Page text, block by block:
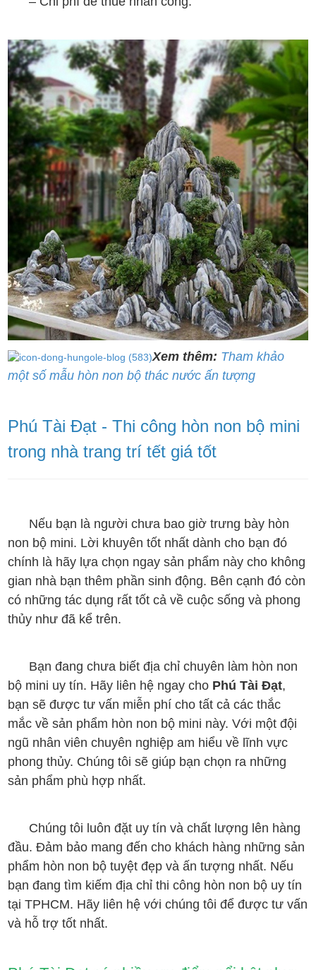
Xem thêm: Tham khảo
một số mẫu hòn non bộ thác nước ấn tượng
Phú Tài Đạt - Thi công hòn non bộ mini
trong nhà trang trí tết giá tốt
Nếu bạn là người chưa bao giờ trưng bày hòn
non bộ mini. Lời khuyên tốt nhất dành cho bạn đó
chính là hãy lựa chọn ngay sản phẩm này cho không
gian nhà bạn thêm phần sinh động. Bên cạnh đó còn
có những tác dụng rất tốt cả về cuộc sống và phong
thủy như đã kể trên.
Bạn đang chưa biết địa chỉ chuyên làm hòn non
bộ mini uy tín. Hãy liên hệ ngay cho Phú Tài Đạt,
bạn sẽ được tư vấn miễn phí cho tất cả các thắc
mắc về sản phẩm hòn non bộ mini này. Với một đội
ngũ nhân viên chuyên nghiệp am hiểu về lĩnh vực
phong thủy. Chúng tôi sẽ giúp bạn chọn ra những
sản phẩm phù hợp nhất.
Chúng tôi luôn đặt uy tín và chất lượng lên hàng
đầu. Đảm bảo mang đến cho khách hàng những sản
phẩm hòn non bộ tuyệt đẹp và ấn tượng nhất. Nếu
bạn đang tìm kiếm địa chỉ thi công hòn non bộ uy tín
tại TPHCM. Hãy liên hệ với chúng tôi để được tư vấn
và hỗ trợ tốt nhất.